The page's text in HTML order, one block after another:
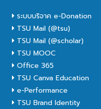
ระบบบริจาค e-Donation
TSU Mail (@tsu)
TSU Mail (@scholar)
TSU MOOC
Office 365
TSU Canva Education
e-Performance
TSU Brand Identity